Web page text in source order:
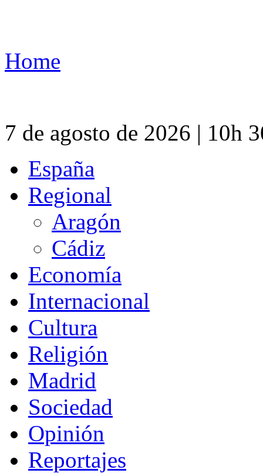
Home
7 de agosto de 2026 | 10h
España
Regional
Aragón
Cádiz
Economía
Internacional
Cultura
Religión
Madrid
Sociedad
Opinión
Reportajes